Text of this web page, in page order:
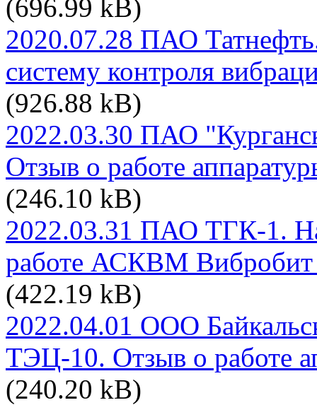
(696.99 kB)
2020.07.28 ПАО
систему контроля
(926.88 kB)
2022.03.30 ПАО
Отзыв о работе
(246.10 kB)
2022.03.31 ПАО ТГК-1.
работе АСКВМ Вибробит
(422.19 kB)
2022.04.01 ООО
ТЭЦ-10. Отзыв о работе
(240.20 kB)